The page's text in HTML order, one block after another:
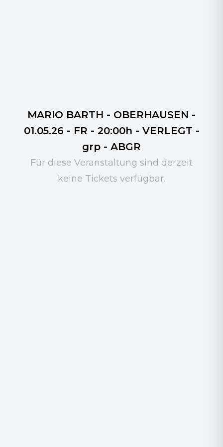
MARIO BARTH - OBERHAUSEN -
01.05.26 - FR - 20:00h - VERLEGT -
grp - ABGR
Für diese Veranstaltung sind derzeit
keine Tickets verfügbar.